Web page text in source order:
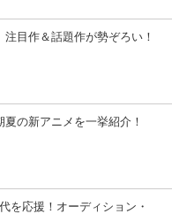
目作＆話題作が勢ぞろい！
夏の新アニメを一挙紹介！
を応援！オーディション・